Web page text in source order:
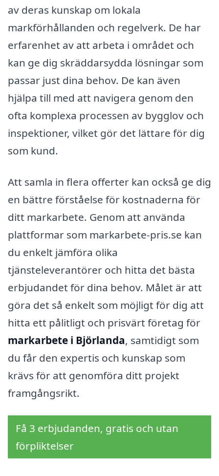
av deras kunskap om lokala
markförhållanden och regelverk. De har
erfarenhet av att arbeta i området och
kan ge dig skräddarsydda lösningar som
passar just dina behov. De kan även
hjälpa till med att navigera genom den
ofta komplexa processen av bygglov och
inspektioner, vilket gör det lättare för dig
som kund.
Att samla in flera offerter kan också ge dig
en bättre förståelse för kostnaderna för
ditt markarbete. Genom att använda
plattformar som markarbete-pris.se kan
du enkelt jämföra olika
tjänsteleverantörer och hitta det bästa
erbjudandet för dina behov. Målet är att
göra det så enkelt som möjligt för dig att
hitta ett pålitligt och prisvärt företag för
markarbete i Björlanda, samtidigt som
du får den expertis och kunskap som
krävs för att genomföra ditt projekt
framgångsrikt.
Få 3 erbjudanden, gratis och utan
förpliktelser